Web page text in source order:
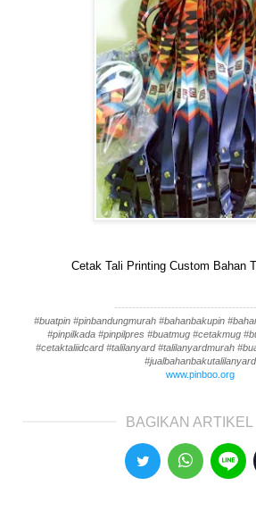
Cetak Tali Printing Custom Bahan
#buatpin #pinbandungmurah #bahanbakupin
#pinpilkada #pinpilpres #buatmug #cetakmug
#cetaktaliidcard #talilanyard #talilanyardmurah
#jualbahanbakutalilanyard
www.pinboo.org
BAGIKAN ARTIKEL